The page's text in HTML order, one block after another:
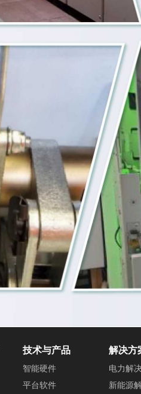
解决方
电力解
新能源
技术与产品
智能硬件
平台软件